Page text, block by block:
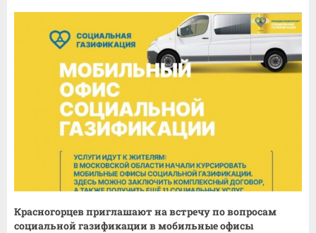
Красногорцев приглашают на встречу по вопросам
социальной газификации в мобильные офисы